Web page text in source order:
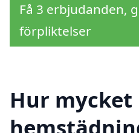
Få 3 erbjudanden,
förpliktelser
Hur